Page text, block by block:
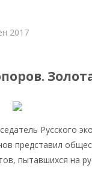
2017
Русского
представил
пытавшихся на